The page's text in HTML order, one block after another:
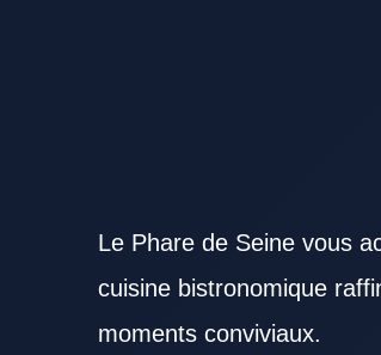
Le Phare de Seine vous
cuisine bistronomique
moments conviviaux.